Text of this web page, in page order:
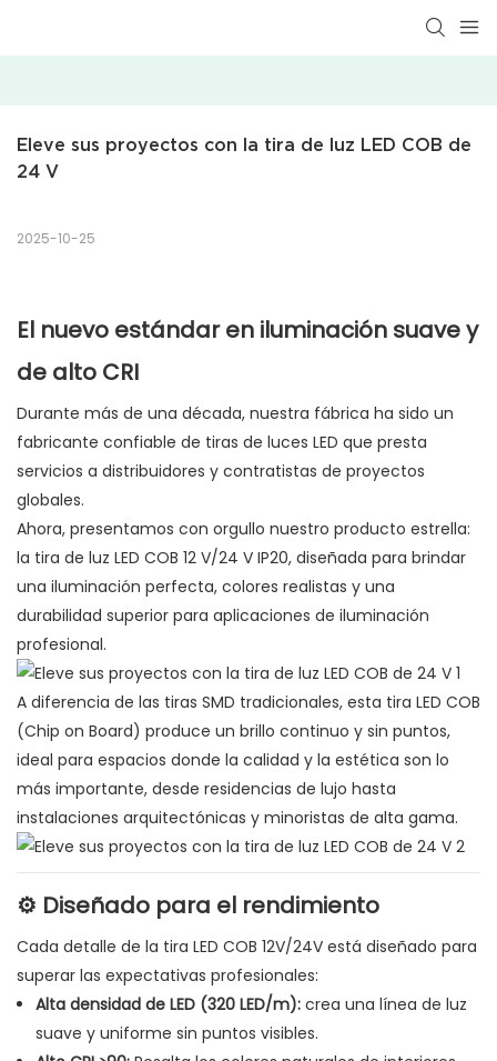
Eleve sus proyectos con la tira de luz LED COB de
24 V
2025-10-25
El nuevo estándar en iluminación suave y
de alto CRI
Durante más de una década, nuestra fábrica ha sido un
fabricante confiable de tiras de luces LED que presta
servicios a distribuidores y contratistas de proyectos
globales.
Ahora, presentamos con orgullo nuestro producto estrella:
la tira de luz LED COB 12 V/24 V IP20, diseñada para brindar
una iluminación perfecta, colores realistas y una
durabilidad superior para aplicaciones de iluminación
profesional.
A diferencia de las tiras SMD tradicionales, esta tira LED COB
(Chip on Board) produce un brillo continuo y sin puntos,
ideal para espacios donde la calidad y la estética son lo
más importante, desde residencias de lujo hasta
instalaciones arquitectónicas y minoristas de alta gama.
⚙️ Diseñado para el rendimiento
Cada detalle de la tira LED COB 12V/24V está diseñado para
superar las expectativas profesionales:
Alta densidad de LED (320 LED/m):crea una línea de luz
suave y uniforme sin puntos visibles.